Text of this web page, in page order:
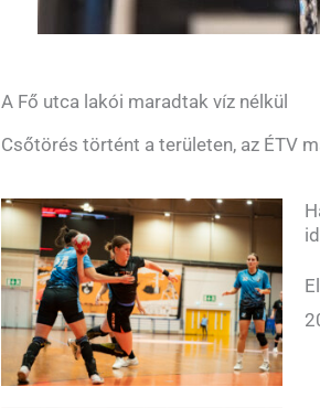
A Fő utca lakói maradtak víz nélkül
Csőtörés történt a területen, az ÉTV